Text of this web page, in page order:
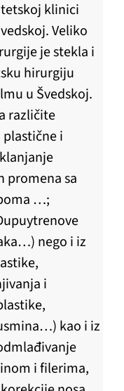
klinici
Veliko
je stekla i
hirurgiju
u Švedskoj.
različite
i
promena sa
…;
nego i iz
i
kao i iz
i filerima,